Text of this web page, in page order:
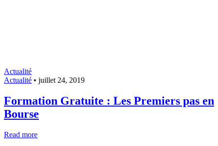
Actualité
Actualité • juillet 24, 2019
Formation Gratuite : Les Premiers pas en
Bourse
Read more